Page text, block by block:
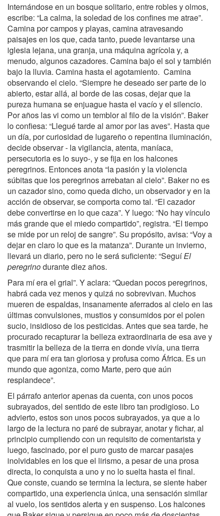
Internándose en un bosque solitario, entre robles y olmos,
escribe: “La calma, la soledad de los confines me atrae”.
Camina por campos y playas, camina atravesando
paisajes en los que, cada tanto, puede levantarse una
iglesia lejana, una granja, una máquina agrícola y, a
menudo, algunos cazadores. Camina bajo el sol y también
bajo la lluvia. Camina hasta el agotamiento. Camina
observando el cielo. “Siempre he deseado ser parte de lo
abierto, estar allá, al borde de las cosas, dejar que la
pureza humana se enjuague hasta el vacío y el silencio.
Por años las vi como un temblor al filo de la visión”. Baker
lo confiesa: “Llegué tarde al amor por las aves”. Hasta que
un día, por curiosidad de lugareño o repentina iluminación,
decide observar - la vigilancia, atenta, maníaca,
persecutoria es lo suyo-, y se fija en los halcones
peregrinos. Entonces anota “la pasión y la violencia
súbitas que los peregrinos arrebatan al cielo”. Baker no es
un cazador sino, como queda dicho, un observador y en la
acción de observar, se comporta como tal. “El cazador
debe convertirse en lo que caza”. Y luego: “No hay vínculo
más grande que el miedo compartido”, registra. “El tiempo
se mide por un reloj de sangre”. Su propósito, avisa: “Voy a
dejar en claro lo que es la matanza”. Durante un invierno,
llevará un diario, pero no le será suficiente: “SeguíEl
peregrinodurante diez años.
Para mí era el grial”. Y aclara: “Quedan pocos peregrinos,
habrá cada vez menos y quizá no sobrevivan. Muchos
mueren de espaldas, insanamente aferrados al cielo en las
últimas convulsiones, mustios y consumidos por el polen
sucio, insidioso de los pesticidas. Antes que sea tarde, he
procurado recapturar la belleza extraordinaria de esa ave y
trasmitir la belleza de la tierra en donde vivía, una tierra
que para mí era tan gloriosa y profusa como África. Es un
mundo que agoniza, como Marte, pero que aún
resplandece”.
El párrafo anterior apenas da cuenta, con unos pocos
subrayados, del sentido de este libro tan prodigioso. Lo
advierto, estos son unos pocos subrayados, ya que a lo
largo de la lectura no paré de subrayar, anotar y fichar, al
principio cumpliendo con un requisito de comentarista y
luego, fascinado, por el puro gusto de marcar pasajes
inolvidables en los que el lirismo, a pesar de una prosa
directa, lo conquista a uno y no lo suelta hasta el final.
Que conste, cuando se termina la lectura, se siente haber
compartido, una experiencia única, una sensación similar
al vuelo, los sentidos alerta y en suspenso. Los halcones